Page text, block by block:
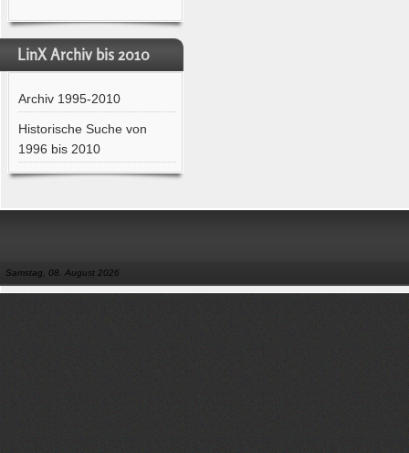
LinX Archiv bis 2010
Archiv 1995-2010
Historische Suche von
1996 bis 2010
Samstag, 08. August 2026